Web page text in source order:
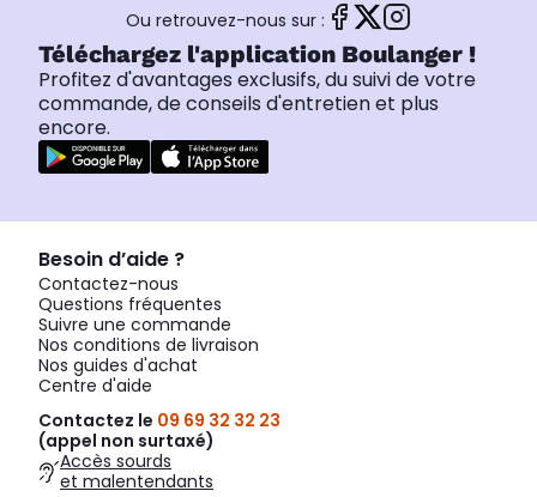
Ou retrouvez-nous sur :
Téléchargez l'application Boulanger !
Profitez d'avantages exclusifs, du suivi de votre
commande, de conseils d'entretien et plus
encore.
Besoin d’aide ?
Contactez-nous
Questions fréquentes
Suivre une commande
Nos conditions de livraison
Nos guides d'achat
Centre d'aide
Contactez le 09 69 32 32 23
(appel non surtaxé)
Accès sourds
et malentendants